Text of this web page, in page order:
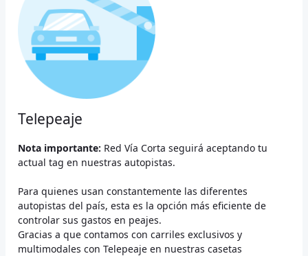
Telepeaje
Nota importante: Red Vía Corta seguirá aceptando tu
actual tag en nuestras autopistas.
Para quienes usan constantemente las diferentes
autopistas del país, esta es la opción más eficiente de
controlar sus gastos en peajes.
Gracias a que contamos con carriles exclusivos y
multimodales con Telepeaje en nuestras casetas